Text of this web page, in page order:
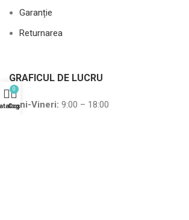
Garanție
Returnarea
GRAFICUL DE LUCRU
Luni-Vineri: 9:00 – 18:00
0
Coș